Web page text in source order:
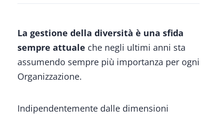
La gestione della diversità è una sfida
sempre attuale che negli ultimi anni sta
assumendo sempre più importanza per ogni
Organizzazione.
Indipendentemente dalle dimensioni